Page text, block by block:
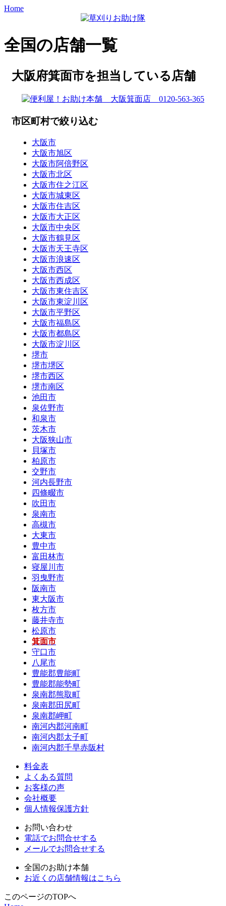
Home
全国の店舗一覧
大阪府箕面市を担当している店舗
市区町村で絞り込む
大阪市
大阪市旭区
大阪市阿倍野区
大阪市北区
大阪市住之江区
大阪市城東区
大阪市住吉区
大阪市大正区
大阪市中央区
大阪市鶴見区
大阪市天王寺区
大阪市浪速区
大阪市西区
大阪市西成区
大阪市東住吉区
大阪市東淀川区
大阪市平野区
大阪市福島区
大阪市都島区
大阪市淀川区
堺市
堺市堺区
堺市西区
堺市南区
池田市
泉佐野市
和泉市
茨木市
大阪狭山市
貝塚市
柏原市
交野市
河内長野市
四條畷市
吹田市
泉南市
高槻市
大東市
豊中市
富田林市
寝屋川市
羽曳野市
阪南市
東大阪市
枚方市
藤井寺市
松原市
箕面市
守口市
八尾市
豊能郡豊能町
豊能郡能勢町
泉南郡熊取町
泉南郡田尻町
泉南郡岬町
南河内郡河南町
南河内郡太子町
南河内郡千早赤阪村
料金表
よくある質問
お客様の声
会社概要
個人情報保護方針
お問い合わせ
電話でお問合せする
メールでお問合せする
全国のお助け本舗
お近くの店舗情報はこちら
このページのTOPへ